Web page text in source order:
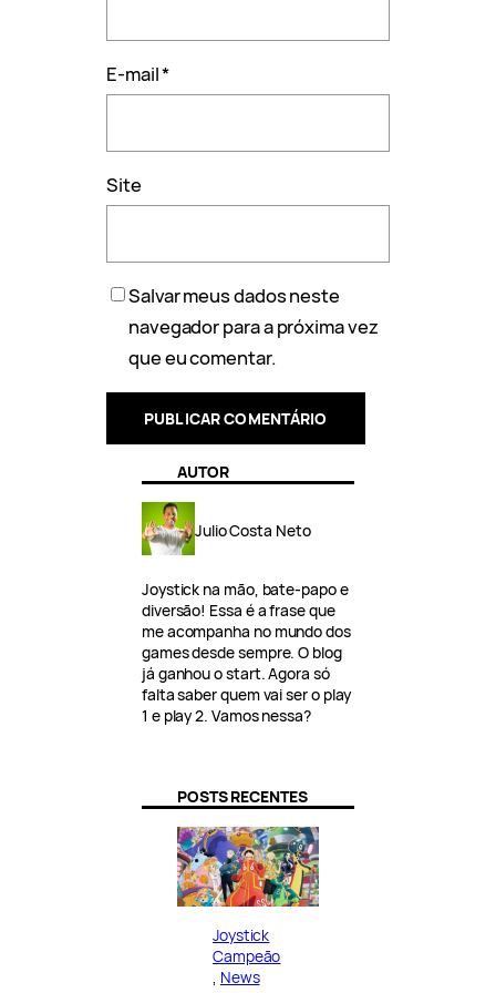
E-mail*
Site
Salvar meus dados neste
navegador para a próxima vez
que eu comentar.
AUTOR
Julio Costa Neto
Joystick na mão, bate-papo e
diversão! Essa é a frase que
me acompanha no mundo dos
games desde sempre. O blog
já ganhou o start. Agora só
falta saber quem vai ser o play
1 e play 2. Vamos nessa?
POSTS RECENTES
Joystick
Campeão
News